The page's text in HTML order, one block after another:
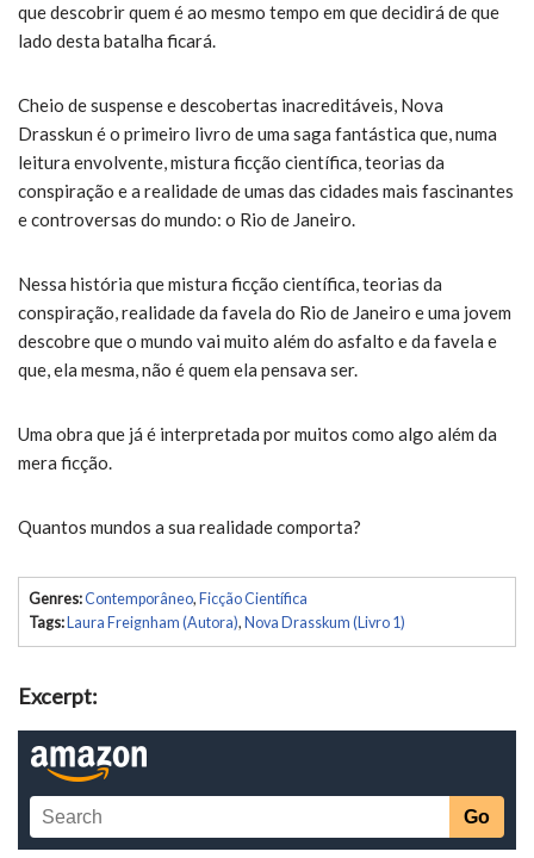
que descobrir quem é ao mesmo tempo em que decidirá de que
lado desta batalha ficará.
Cheio de suspense e descobertas inacreditáveis, Nova
Drasskun é o primeiro livro de uma saga fantástica que, numa
leitura envolvente, mistura ficção científica, teorias da
conspiração e a realidade de umas das cidades mais fascinantes
e controversas do mundo: o Rio de Janeiro.
Nessa história que mistura ficção científica, teorias da
conspiração, realidade da favela do Rio de Janeiro e uma jovem
descobre que o mundo vai muito além do asfalto e da favela e
que, ela mesma, não é quem ela pensava ser.
Uma obra que já é interpretada por muitos como algo além da
mera ficção.
Quantos mundos a sua realidade comporta?
Genres:Contemporâneo, Ficção Científica
Tags: Laura Freignham (Autora), Nova Drasskum (Livro 1)
Excerpt: